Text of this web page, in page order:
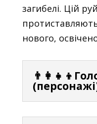
загибелі. Цій
нового,